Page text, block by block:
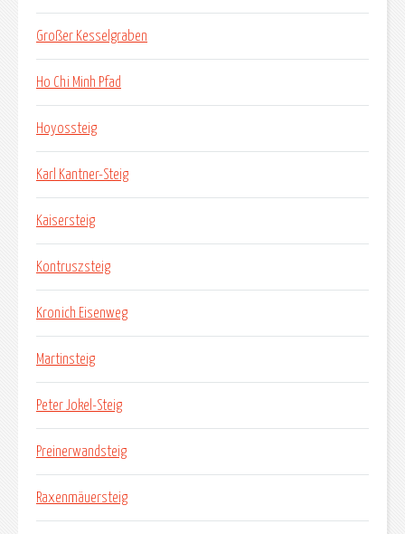
Großer Kesselgraben
Ho Chi Minh Pfad
Hoyossteig
Karl Kantner-Steig
Kaisersteig
Kontruszsteig
Kronich Eisenweg
Martinsteig
Peter Jokel-Steig
Preinerwandsteig
Raxenmäuersteig